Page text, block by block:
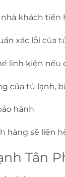
khách tiến
xác lỗi của
linh kiện nếu
của tủ lạnh,
hành
hàng sẽ liên
Tân